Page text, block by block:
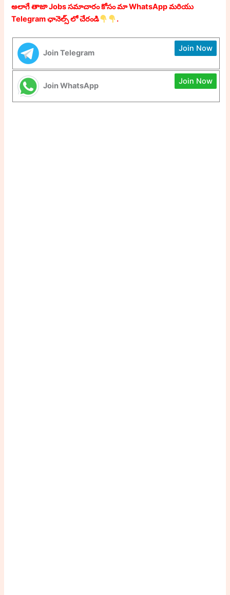
అలాగే తాజా Jobs సమాచారం కోసం మా WhatsApp మరియు
Telegram ఛానెల్స్ లో చేరండి
.
Join Telegram Join Now
Join WhatsApp Join Now